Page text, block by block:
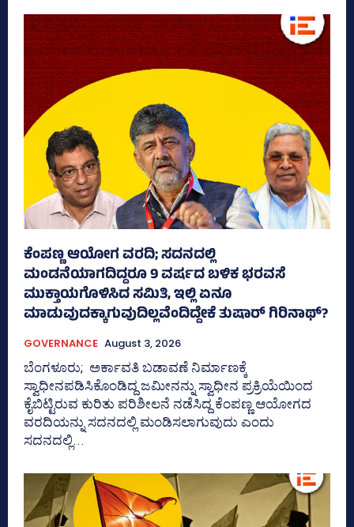
ಕೆಂಪಣ್ಣ ಆಯೋಗ ವರದಿ; ಸದನದಲ್ಲಿ
ಮಂಡನೆಯಾಗದಿದ್ದರೂ 9 ವರ್ಷದ ಬಳಿಕ ಭರವಸೆ
ಮುಕ್ತಾಯಗೊಳಿಸಿದ ಸಮಿತಿ, ಇಲ್ಲಿ ಏನೂ
ಮಾಡುವುದಕ್ಕಾಗುವುದಿಲ್ಲವೆಂದಿದ್ದೇಕೆ ತುಷಾರ್ ಗಿರಿನಾಥ್?
GOVERNANCE August 3, 2026
ಬೆಂಗಳೂರು; ಅರ್ಕಾವತಿ ಬಡಾವಣೆ ನಿರ್ಮಾಣಕ್ಕೆ
ಸ್ವಾಧೀನಪಡಿಸಿಕೊಂಡಿದ್ದ ಜಮೀನನ್ನು ಸ್ವಾಧೀನ ಪ್ರಕ್ರಿಯೆಯಿಂದ
ಕೈಬಿಟ್ಟಿರುವ ಕುರಿತು ಪರಿಶೀಲನೆ ನಡೆಸಿದ್ದ ಕೆಂಪಣ್ಣ ಆಯೋಗದ
ವರದಿಯನ್ನು ಸದನದಲ್ಲಿ ಮಂಡಿಸಲಾಗುವುದು ಎಂದು
ಸದನದಲ್ಲಿ...